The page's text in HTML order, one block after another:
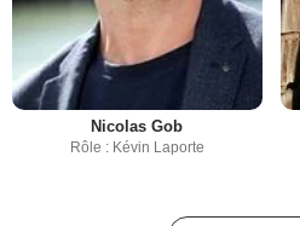
Nicolas Gob
Rôle : Kévin Laporte